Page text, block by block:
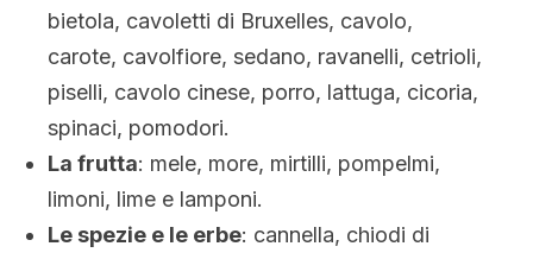
bietola, cavoletti di Bruxelles, cavolo,
carote, cavolfiore, sedano, ravanelli, cetrioli,
piselli, cavolo cinese, porro, lattuga, cicoria,
spinaci, pomodori.
La frutta: mele, more, mirtilli, pompelmi,
limoni, lime e lamponi.
Le spezie e le erbe: cannella, chiodi di